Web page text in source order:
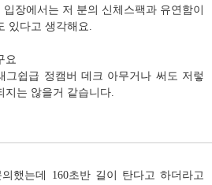
장에서는 저 분의 신체스팩과 유연함이
있다고 생각해요.
요
그쉽급 정캠버 데크 아무거나 써도 저렇
는 않을거 같습니다.
했는데 160초반 길이 탄다고 하더라고